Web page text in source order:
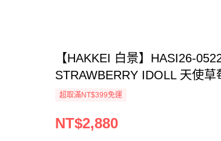
【HAKKEI 白景】HASI26-
STRAWBERRY IDOLL 天使草
超取滿NT$399免運
NT$2,880